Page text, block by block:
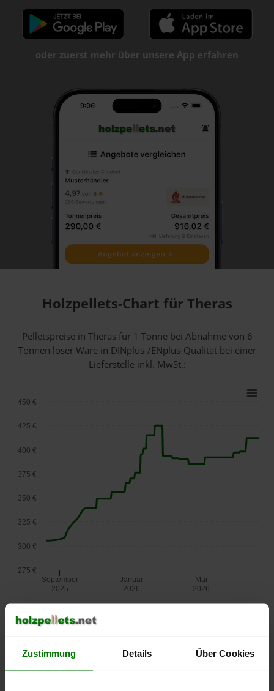
Zustimmung Details Über Cookies
oder zuerst mehr über unsere App erfahren
Holzpellets-Chart für Theras
Pelletspreise in Theras für 1 Tonne bei Abnahmevon 6
Tonnen loser Warein DINplus-/ENplus-Qualität bei einer
Lieferstelle inkl. MwSt.:
September
2025
Januar
2026
Mai
2026
275 €
300 €
325 €
350 €
375 €
400 €
425 €
450 €
Pelletspreise
nachvollziehen.